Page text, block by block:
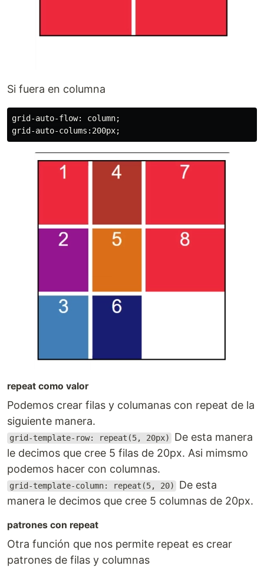
Si fuera en columna
grid-auto-flow: column;
repeat como valor
Podemos crear filas y columanas con repeat de la
siguiente manera.
grid-template-row: repeat(5, 20px)
De esta manera
le decimos que cree 5 filas de 20px. Asi mimsmo
podemos hacer con columnas.
grid-template-column: repeat(5, 20)
De esta
manera le decimos que cree 5 columnas de 20px.
patrones con repeat
Otra función que nos permite repeat es crear
patrones de filas y columnas